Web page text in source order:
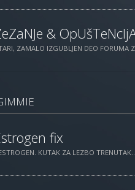
&
ZAMALO IZGUBLJEN DEO FORUMA
fix
KUTAK ZA LEZBO